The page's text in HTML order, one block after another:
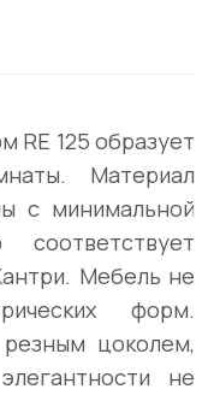
RE 125 образует
Материал
с минимальной
Мебель не
форм.
цоколем,
не